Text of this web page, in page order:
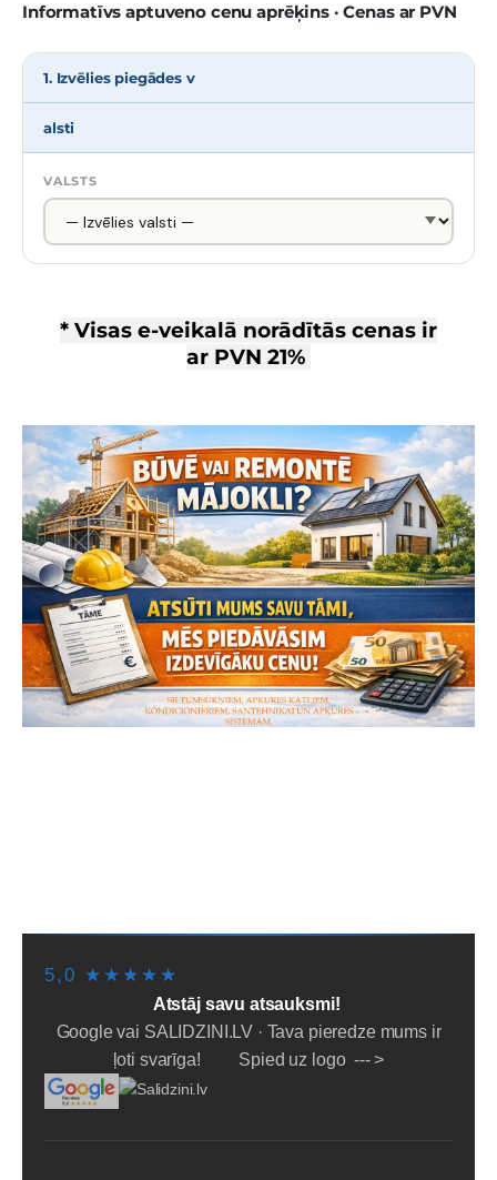
Informatīvs aptuveno cenu aprēķins · Cenas ar PVN
1. Izvēlies piegādes v
alsti
VALSTS
* Visas e-veikalā norādītās cenas ir
ar PVN 21%
5,0 ★★★★★
Atstāj savu atsauksmi!
Google vai SALIDZINI.LV · Tava pieredze mums ir
ļoti svarīga! Spied uz logo --- >